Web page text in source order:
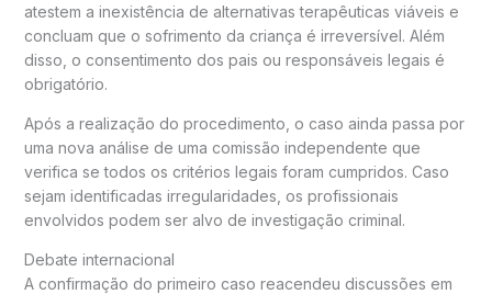
atestem a inexistência de alternativas terapêuticas viáveis e
concluam que o sofrimento da criança é irreversível. Além
disso, o consentimento dos pais ou responsáveis legais é
obrigatório.
Após a realização do procedimento, o caso ainda passa por
uma nova análise de uma comissão independente que
verifica se todos os critérios legais foram cumpridos. Caso
sejam identificadas irregularidades, os profissionais
envolvidos podem ser alvo de investigação criminal.
Debate internacional
A confirmação do primeiro caso reacendeu discussões em